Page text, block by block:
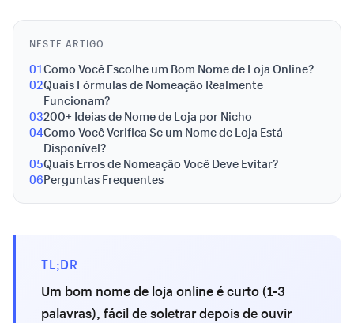
NESTE ARTIGO
01Como Você Escolhe um Bom Nome de Loja Online?
02Quais Fórmulas de Nomeação Realmente
Funcionam?
03200+ Ideias de Nome de Loja por Nicho
04Como Você Verifica Se um Nome de Loja Está
Disponível?
05Quais Erros de Nomeação Você Deve Evitar?
06Perguntas Frequentes
TL;DR
Um bom nome de loja online é curto (1-3
palavras), fácil de soletrar depois de ouvir